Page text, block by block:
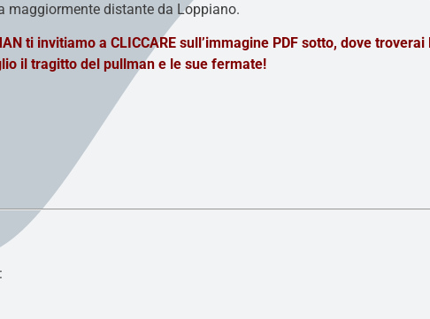
maggiormente distante da Loppiano.
ti invitiamo a CLICCARE sull’immagine PDF sotto, dove
il tragitto del pullman e le sue fermate!